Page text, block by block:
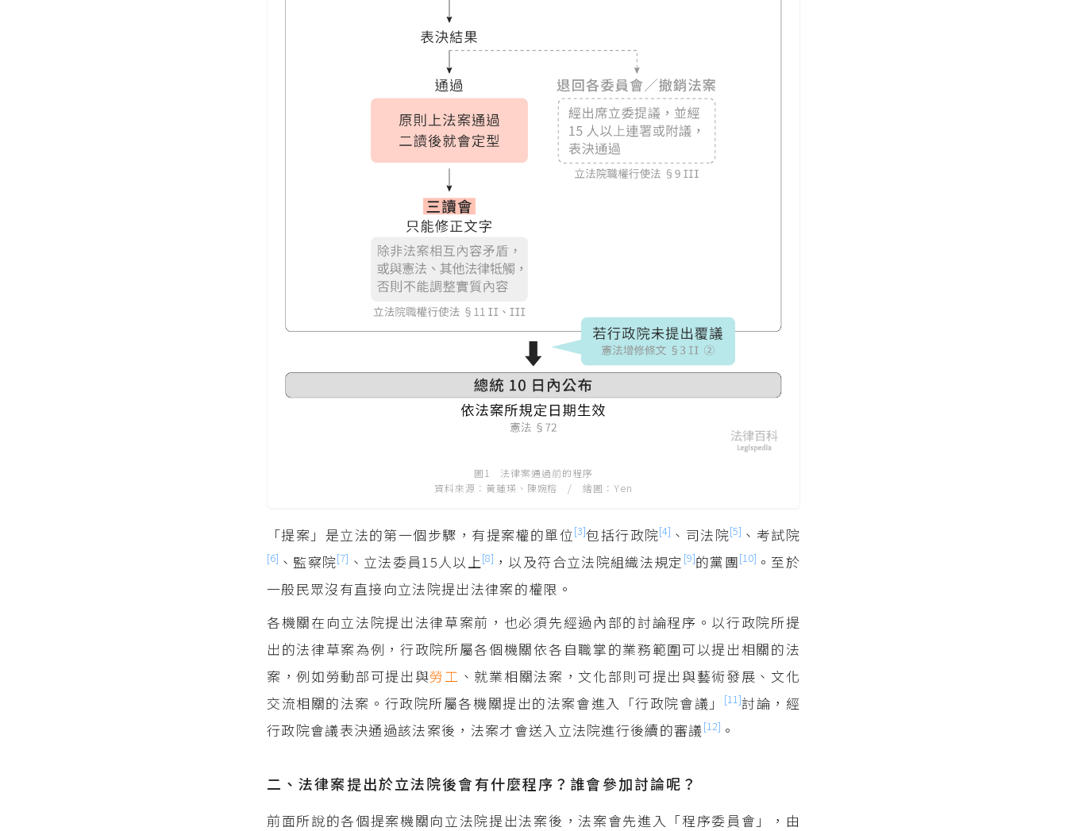
圖1 法律案通過前的程序
資料來源：黃蓮瑛、陳婉榕 / 繪圖：Yen
「提案」是立法的第一個步驟，有提案權的單位[3]包括行政院[4] 、司法院[5] 、考試院
[6] 、監察院[7] 、立法委員15人以上[8] ，以及符合立法院組織法規定 [9]的黨團[10] 。至於
一般民眾沒有直接向立法院提出法律案的權限。
各機關在向立法院提出法律草案前，也必須先經過內部的討論程序。以行政院所提
出的法律草案為例，行政院所屬各個機關依各自職掌的業務範圍可以提出相關的法
案，例如勞動部可提出與勞工 、就業相關法案，文化部則可提出與藝術發展、文化
交流相關的法案。行政院所屬各機關提出的法案會進入「行政院會議」
[11]討論，經
行政院會議表決通過該法案後，法案才會送入立法院進行後續的審議[12] 。
二、法律案提出於立法院後會有什麼程序？誰會參加討論呢？
前面所說的各個提案機關向立法院提出法案後，法案會先進入「程序委員會」，由